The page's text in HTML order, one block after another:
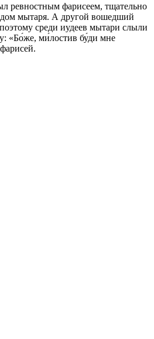
ревностным фарисеем, тщательно
мытаря. А другой вошедший
среди иудеев мытари слыли
«Бо́же, ми́лостив бу́ди мне